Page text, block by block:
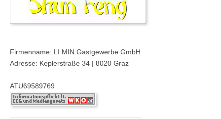
Firmenname: LI MIN Gastgewerbe GmbH
Adresse: Keplerstraße 34 | 8020 Graz
ATU69589769